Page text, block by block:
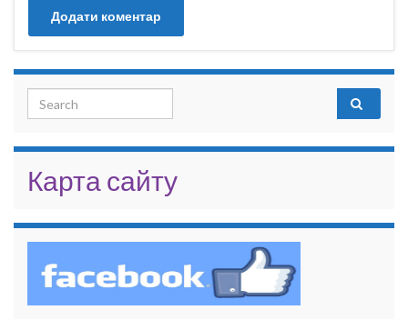
Search for:
Карта сайту